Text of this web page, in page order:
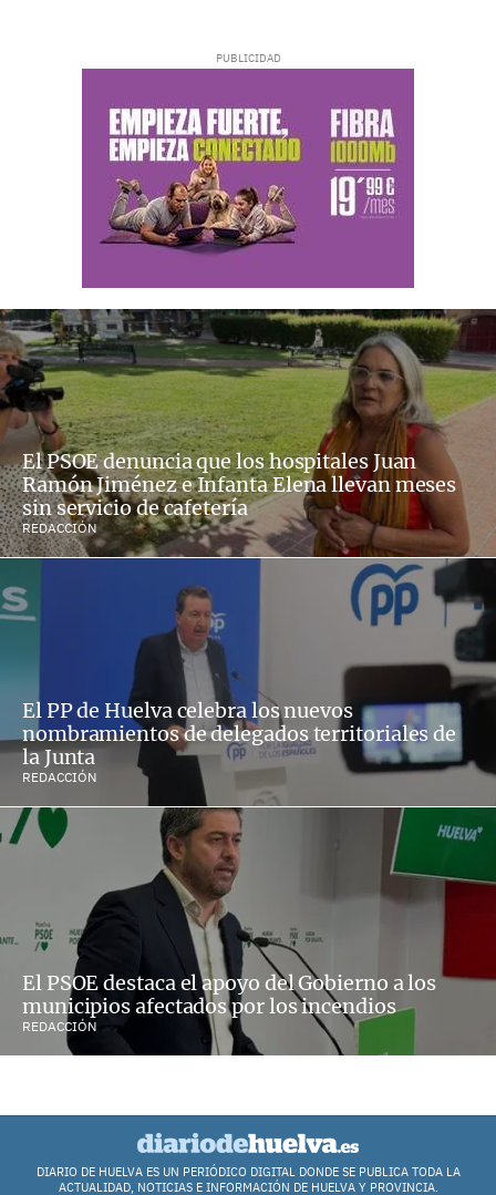
El PSOE denuncia que los hospitales Juan
Ramón Jiménez e Infanta Elena llevan meses
sin servicio de cafetería
REDACCIÓN
El PP de Huelva celebra los nuevos
nombramientos de delegados territoriales de
la Junta
REDACCIÓN
El PSOE destaca el apoyo del Gobierno a los
municipios afectados por los incendios
REDACCIÓN
DIARIO DE HUELVA ES UN PERIÓDICO DIGITAL DONDE SE PUBLICA TODA LA
ACTUALIDAD, NOTICIAS E INFORMACIÓN DE HUELVA Y PROVINCIA.